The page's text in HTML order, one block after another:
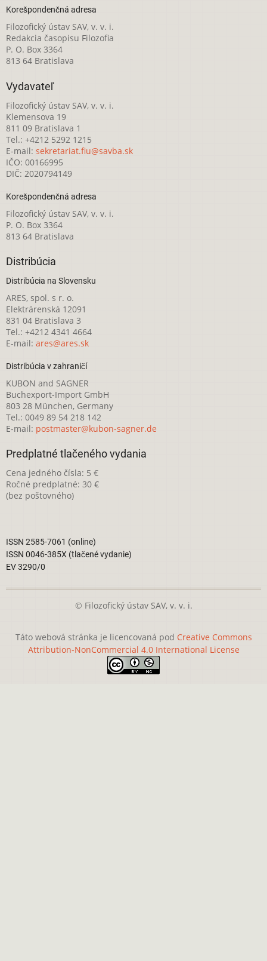
Korešpondenčná adresa
Filozofický ústav SAV, v. v. i.
Redakcia časopisu Filozofia
P. O. Box 3364
813 64 Bratislava
Vydavateľ
Filozofický ústav SAV, v. v. i.
Klemensova 19
811 09 Bratislava 1
Tel.: +4212 5292 1215
E-mail: sekretariat.fiu@savba.sk
IČO: 00166995
DIČ: 2020794149
Korešpondenčná adresa
Filozofický ústav SAV, v. v. i.
P. O. Box 3364
813 64 Bratislava
Distribúcia
Distribúcia na Slovensku
ARES, spol. s r. o.
Elektrárenská 12091
831 04 Bratislava 3
Tel.: +4212 4341 4664
E-mail: ares@ares.sk
Distribúcia v zahraničí
KUBON and SAGNER
Buchexport-Import GmbH
803 28 München, Germany
Tel.: 0049 89 54 218 142
E-mail: postmaster@kubon-sagner.de
Predplatné tlačeného vydania
Cena jedného čísla: 5 €
Ročné predplatné: 30 €
(bez poštovného)
ISSN 2585-7061 (online)
ISSN 0046-385X (tlačené vydanie)
EV 3290/0
© Filozofický ústav SAV, v. v. i.
Táto webová stránka je licencovaná pod Creative Commons
Attribution-NonCommercial 4.0 International License